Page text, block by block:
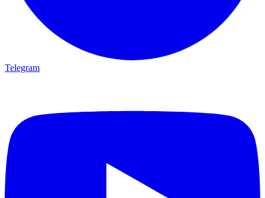
Telegram